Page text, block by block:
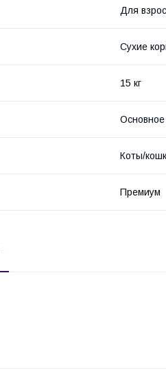
Для
Сухие
15 кг
Коты/
Премиум